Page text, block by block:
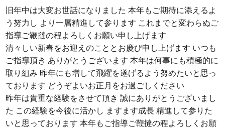
旧年中は大変お世話になりました 本年もご期待に添えるよ
う努力し より一層精進して参ります これまでと変わらぬご
指導ご鞭撻の程よろしくお願い申し上げます
清々しい新春をお迎えのこととお慶び申し上げます いつも
ご指導頂き ありがとうございます 本年は何事にも積極的に
取り組み 昨年にも増して飛躍を遂げるよう努めたいと思っ
ております どうぞよいお正月をお過ごしください
昨年は貴重な経験をさせて頂き 誠にありがとうございまし
た この経験を今後に活かし ますます成長 精進して参りた
いと思っております 本年もご指導ご鞭撻の程よろしくお願